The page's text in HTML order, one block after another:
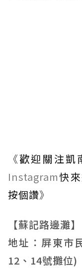
《歡迎關注凱
Instagram快
按個讚》
【蘇記路邊灘】
地址：屏東市
12、14號攤位)